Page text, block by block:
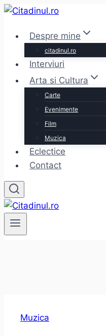
Skip
contentDespre mine
citadinul.ro
Interviuri
Arta si Cultura
Carte
Evenimente
Film
Muzica
Eclectice
Contact
Muzica